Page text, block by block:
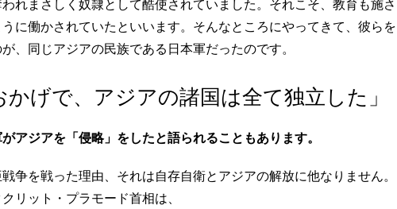
れまさしく奴隷として酷使されていました。それこそ、教育も施さ
に働かされていたといいます。そんなところにやってきて、彼らを
、同じアジアの民族である日本軍だったのです。
かげで、アジアの諸国は全て独立した」
アジアを「侵略」をしたと語られることもあります。
争を戦った理由、それは自存自衛とアジアの解放に他なりません。
リット・プラモード首相は、